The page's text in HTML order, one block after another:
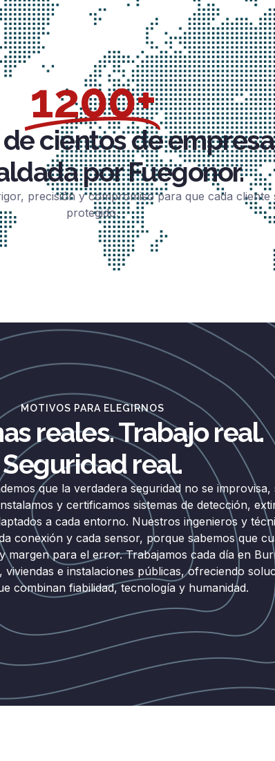
1200+
cientos de
por Fuegonor.
precisión y compromiso para que cada cliente
protegido.
MOTIVOS PARA ELEGIRNOS
reales. Trabajo real.
Seguridad real.
que la verdadera seguridad no se improvisa,
y certificamos sistemas de detección,
a cada entorno. Nuestros ingenieros y
conexión y cada sensor, porque sabemos que
margen para el error. Trabajamos cada día en
viviendas e instalaciones públicas, ofreciendo
combinan fiabilidad, tecnología y humanidad.